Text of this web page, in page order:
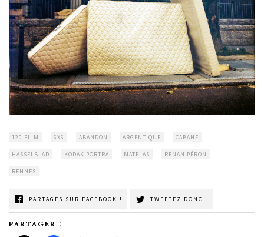
120 FILM 6X6 ABANDON ARGENTIQUE CABANE
HASSELBLAD KODAK PORTRA MATELAS RENAN PÉRON
RENNES
PARTAGES SUR FACEBOOK ! TWEETEZ DONC !
PARTAGER :